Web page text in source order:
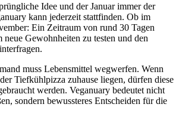
Idee und der Januar immer der
kann jederzeit stattfinden. Ob im
Ein Zeitraum von rund 30 Tagen
neue Gewohnheiten zu testen und den
muss Lebensmittel wegwerfen. Wenn
Tiefkühlpizza zuhause liegen, dürfen diese
werden. Veganuary bedeutet nicht
sondern bewussteres Entscheiden für die